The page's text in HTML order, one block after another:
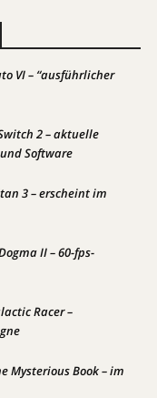
VI – “ausführlicher
2 – aktuelle
Software
3 – erscheint im
II – 60-fps-
Racer –
Mysterious Book – im